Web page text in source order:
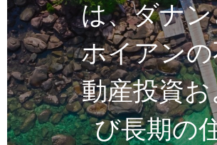
は、ダナ
ホイアン
動産投資お
び長期の